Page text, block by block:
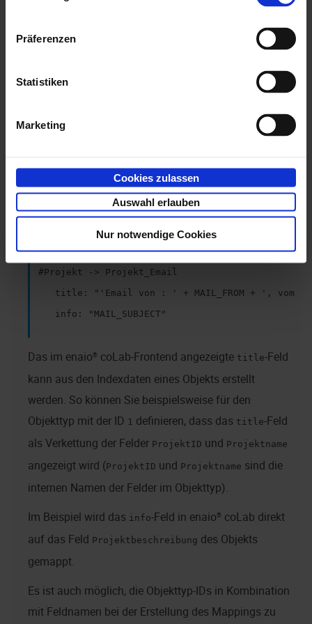
Präferenzen
Statistiken
Marketing
Cookies zulassen
Auswahl erlauben
Nur notwendige Cookies
   title: "ProjektID + ' ' + Projektname"
6488065:
   title: "Kurztext"
262144:
#Projekt -> Projekt_Dokument
   title: "Titel"
   info: "Beschreibung"
393217:
#Projekt -> Projekt_Email
title: "'Email von : ' + MAIL_FROM + ', vom '
   info: "MAIL_SUBJECT"
Das im enaio® coLab-Frontend angezeigte title-Feld
kann aus den Indexdaten eines Objekts erstellt
werden. So können Sie beispielsweise für den
Objekttyp mit der ID 1 definieren, dass das title-Feld
als Verkettung der Felder ProjektID und Projektname
angezeigt wird (ProjektID und Projektname sind die
internen Namen der Felder im Objekttyp).
Im Beispiel wird das info-Feld in enaio® coLab direkt
auf das Feld Projektbeschreibung des Objekts
gemappt.
Es ist auch möglich, die Objekttyp-IDs in Kombination
mit Feldnamen bei der Erstellung des Mappings zu